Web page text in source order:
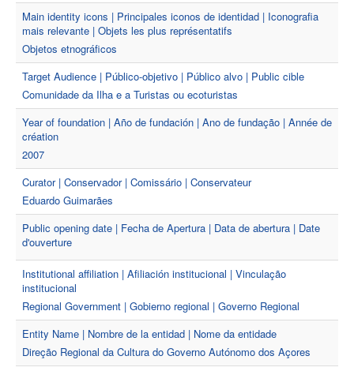
Main identity icons | Principales iconos de identidad | Iconografia
mais relevante | Objets les plus représentatifs
Objetos etnográficos
Target Audience | Público-objetivo | Público alvo | Public cible
Comunidade da Ilha e a Turistas ou ecoturistas
Year of foundation | Año de fundación | Ano de fundação | Année de
création
2007
Curator | Conservador | Comissário | Conservateur
Eduardo Guimarães
Public opening date | Fecha de Apertura | Data de abertura | Date
d'ouverture
Institutional affiliation | Afiliación institucional | Vinculação
institucional
Regional Government | Gobierno regional | Governo Regional
Entity Name | Nombre de la entidad | Nome da entidade
Direção Regional da Cultura do Governo Autónomo dos Açores